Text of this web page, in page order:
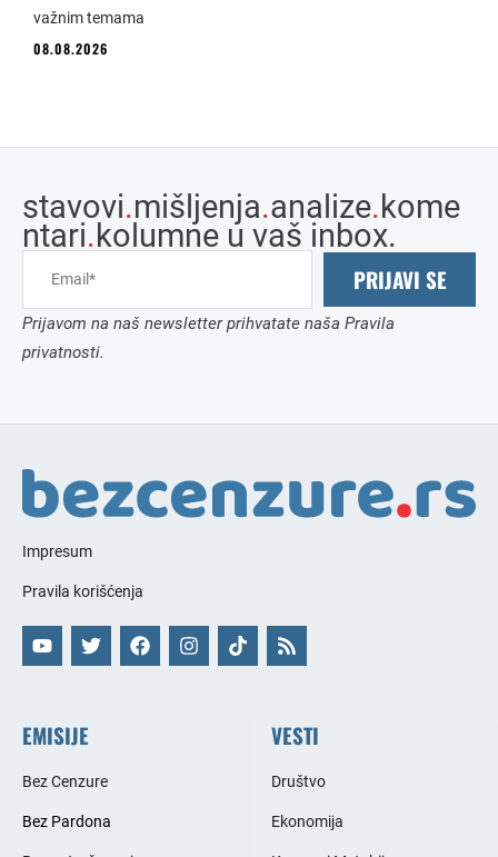
važnim temama
08.08.2026
stavovi.mišljenja.analize.kome
ntari.kolumne u vaš inbox.
PRIJAVI SE
Prijavom na naš newsletter prihvatate naša Pravila
privatnosti.
Impresum
Pravila korišćenja
EMISIJE
Bez Cenzure
Bez Pardona
VESTI
Društvo
Ekonomija